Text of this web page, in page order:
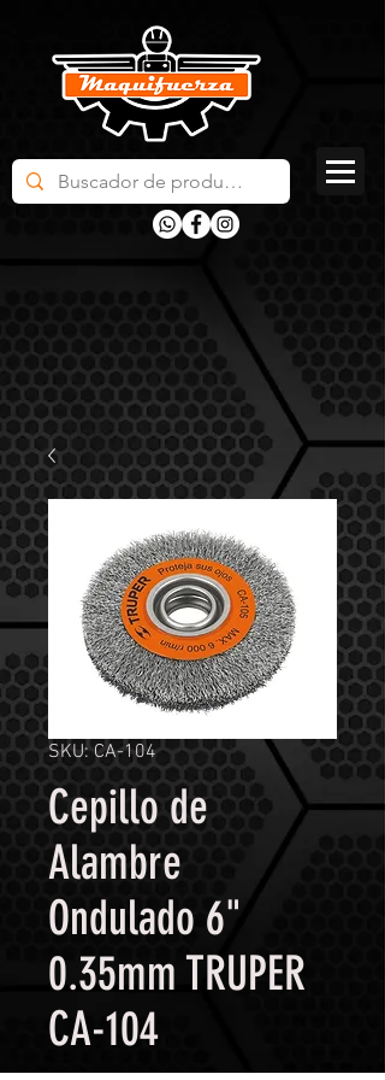
SKU: CA-104
Cepillo de
Alambre
Ondulado 6"
0.35mm TRUPER
CA-104